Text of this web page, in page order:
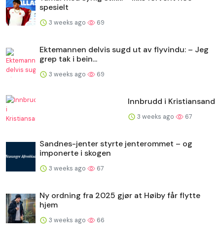
spesielt
3 weeks ago 69
Ektemannen delvis sugd ut av flyvindu: – Jeg
grep tak i bein...
3 weeks ago 69
Innbrudd i Kristiansand
3 weeks ago 67
Sandnes-jenter styrte jenterommet – og
imponerte i skogen
3 weeks ago 67
Ny ordning fra 2025 gjør at Høiby får flytte
hjem
3 weeks ago 66